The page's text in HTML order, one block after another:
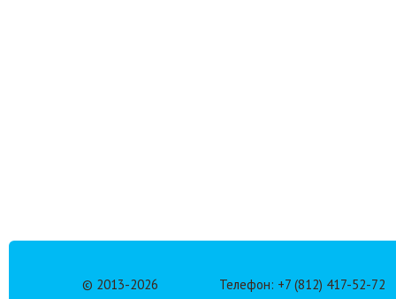
© 2013-2026 Телефон: +7 (812) 417-52-72